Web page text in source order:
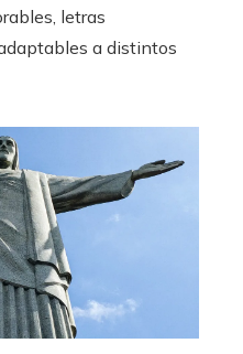
letras
a distintos